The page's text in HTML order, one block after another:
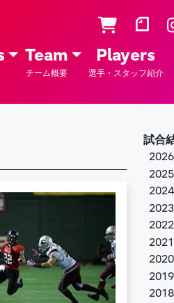
Team
チーム概要
Players
選手・スタッフ紹介
試合